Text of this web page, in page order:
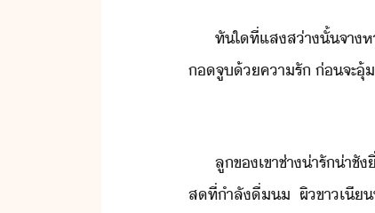
ทัใ​ที่​แสส่า​ั้​จา
จู​้​คารั​ ​่​จะ​ุ้
ลู​ข​เขา​ช่า​่ารั่า
ส​ที่​ำลั​ื่​​ ​ผิขา​เี